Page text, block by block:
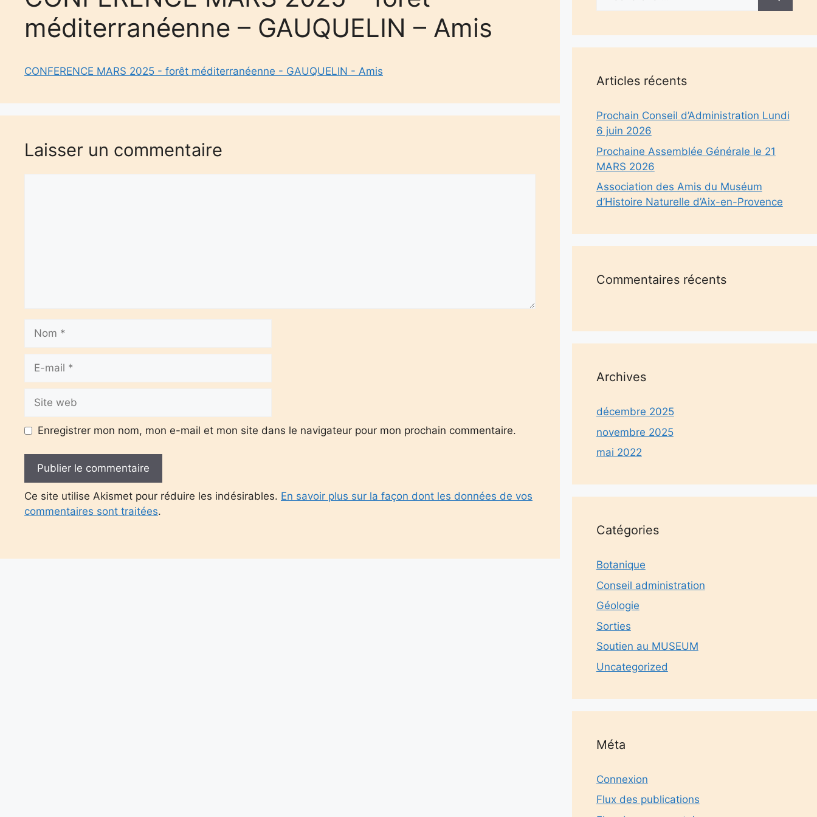
méditerranéenne – GAUQUELIN – Amis
CONFERENCE MARS 2025 - forêt méditerranéenne - GAUQUELIN - Amis
Laisser un commentaire
Nom
Site
web
Enregistrer mon nom, mon e-mail et mon site dans le navigateur pour mon prochain commentaire.
Ce site utilise Akismet pour réduire les indésirables. En savoir plus sur la façon dont les données de vos
commentaires sont traitées.
Articles récents
Prochain Conseil d’Administration Lundi
6 juin 2026
Prochaine Assemblée Générale le 21
MARS 2026
Association des Amis du Muséum
d’Histoire Naturelle d’Aix-en-Provence
Commentaires récents
Archives
décembre 2025
novembre 2025
mai 2022
Catégories
Botanique
Conseil administration
Géologie
Sorties
Soutien au MUSEUM
Uncategorized
Méta
Connexion
Flux des publications